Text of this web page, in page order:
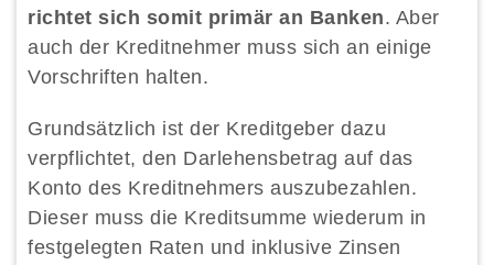
richtet sich somit primär an Banken. Aber
auch der Kreditnehmer muss sich an einige
Vorschriften halten.
Grundsätzlich ist der Kreditgeber dazu
verpflichtet, den Darlehensbetrag auf das
Konto des Kreditnehmers auszubezahlen.
Dieser muss die Kreditsumme wiederum in
festgelegten Raten und inklusive Zinsen